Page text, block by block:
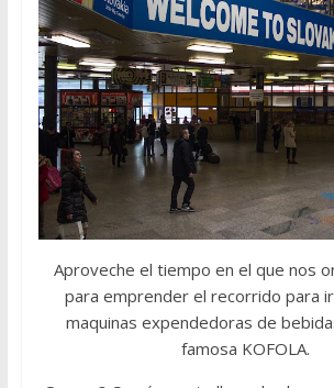
Aproveche el tiempo en el que nos
para emprender el recorrido para
maquinas expendedoras de
famosa KOFOLA.